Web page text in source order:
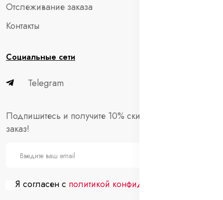
Отслеживание заказа
Контакты
Социальные сети
Telegram
Подпишитесь и получите 10% скидки на первый
заказ!
Я согласен с политикой конфиденциальности